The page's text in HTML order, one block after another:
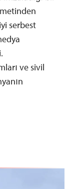
serbest
ve sivil